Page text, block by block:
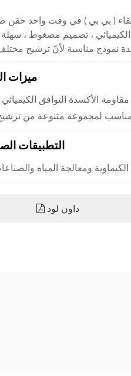
، تصميم مضغوط ، سهلة
ميزات
مناسب لمجموعة متنوعة من
التطبيقات
ومعالجة المياه
داون لود